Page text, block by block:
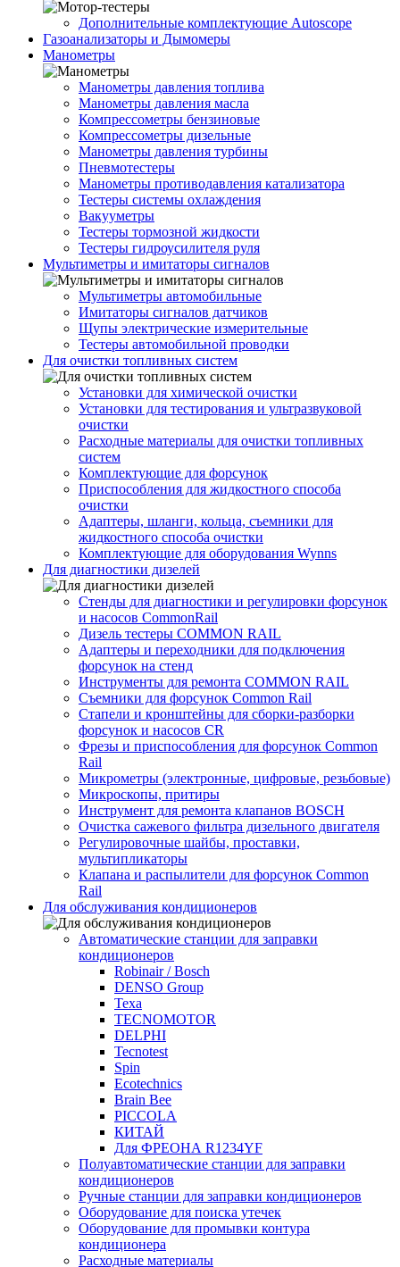
Дополнительные комплектующие Autoscope
Газоанализаторы и Дымомеры
Манометры
Манометры давления топлива
Манометры давления масла
Компрессометры бензиновые
Компрессометры дизельные
Манометры давления турбины
Пневмотестеры
Манометры противодавления катализатора
Тестеры системы охлаждения
Вакууметры
Тестеры тормозной жидкости
Тестеры гидроусилителя руля
Мультиметры и имитаторы сигналов
Мультиметры автомобильные
Имитаторы сигналов датчиков
Щупы электрические измерительные
Тестеры автомобильной проводки
Для очистки топливных систем
Установки для химической очистки
Установки для тестирования и ультразвуковой
очистки
Расходные материалы для очистки топливных
систем
Комплектующие для форсунок
Приспособления для жидкостного способа
очистки
Адаптеры, шланги, кольца, съемники для
жидкостного способа очистки
Комплектующие для оборудования Wynns
Для диагностики дизелей
Стенды для диагностики и регулировки форсунок
и насосов CommonRail
Дизель тестеры COMMON RAIL
Адаптеры и переходники для подключения
форсунок на стенд
Инструменты для ремонта COMMON RAIL
Съемники для форсунок Common Rail
Стапели и кронштейны для сборки-разборки
форсунок и насосов CR
Фрезы и приспособления для форсунок Common
Rail
Микрометры (электронные, цифровые, резьбовые)
Микроскопы, притиры
Инструмент для ремонта клапанов BOSCH
Очистка сажевого фильтра дизельного двигателя
Регулировочные шайбы, проставки,
мультипликаторы
Клапана и распылители для форсунок Common
Rаil
Для обслуживания кондиционеров
Автоматические станции для заправки
кондиционеров
Robinair / Bosch
DENSO Group
Texa
TECNOMOTOR
DELPHI
Tecnotest
Spin
Ecotechnics
Brain Bee
PICCOLA
КИТАЙ
Для ФРЕОНА R1234YF
Полуавтоматические станции для заправки
кондиционеров
Ручные станции для заправки кондиционеров
Оборудование для поиска утечек
Оборудование для промывки контура
кондиционера
Расходные материалы